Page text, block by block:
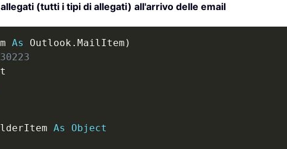
(tutti i tipi di allegati) all'arrivo delle email
As Outlook . MailItem )
As
Object